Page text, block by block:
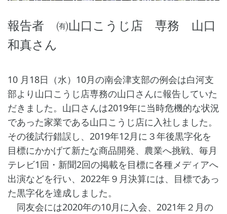
報告者 ㈲山口こうじ店 専務 山口
和真さん
10 月18日（水）10月の南会津支部の例会は白河支
部より山口こうじ店専務の山口さんに報告していた
だきました。山口さんは2019年に当時危機的な状況
であった家業である山口こうじ店に入社しました。
その後試行錯誤し、2019年12月に３年後黒字化を
目標にかかげて新たな商品開発、農業へ挑戦、毎月
テレビ1回・新聞2回の掲載を目標に各種メディアへ
出演などを行い、2022年９月決算には、目標であっ
た黒字化を達成しました。
同友会には2020年の10月に入会、2021年２月の